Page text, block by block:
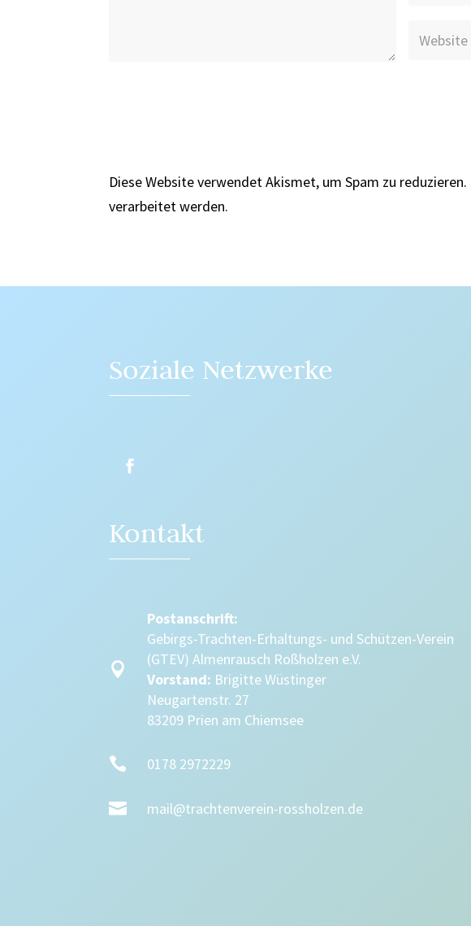
Diese Website verwendet Akismet, um Spam zu reduzieren.
verarbeitet werden.
Soziale Netzwerke
Kontakt

Postanschrift:
Gebirgs-Trachten-Erhaltungs- und Schützen-Verein
(GTEV) Almenrausch Roßholzen e.V.
Vorstand: Brigitte Wüstinger
Neugartenstr. 27
83209 Prien am Chiemsee
 0178 2972229
 mail@trachtenverein-rossholzen.de